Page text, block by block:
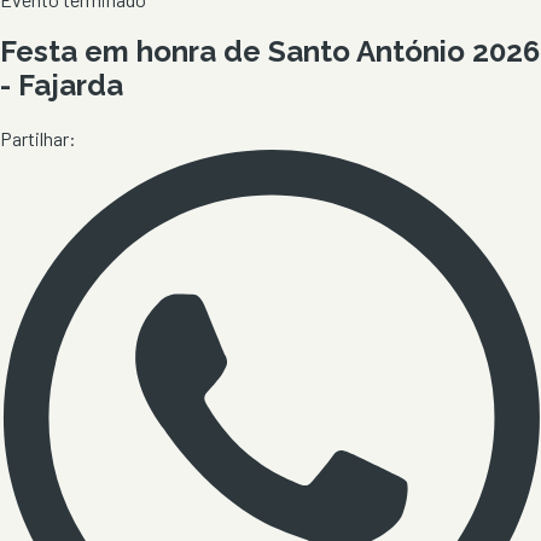
Festa em honra de Santo António 2026
- Fajarda
Partilhar: